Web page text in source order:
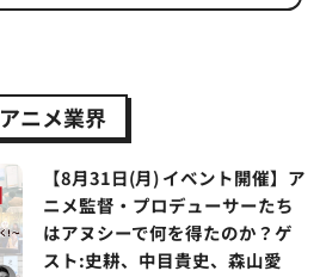
アニメ業界
【8月31日(月) イベント開催】ア
ニメ監督・プロデューサーたち
はアヌシーで何を得たのか？ゲ
スト:史耕、中目貴史、森山愛